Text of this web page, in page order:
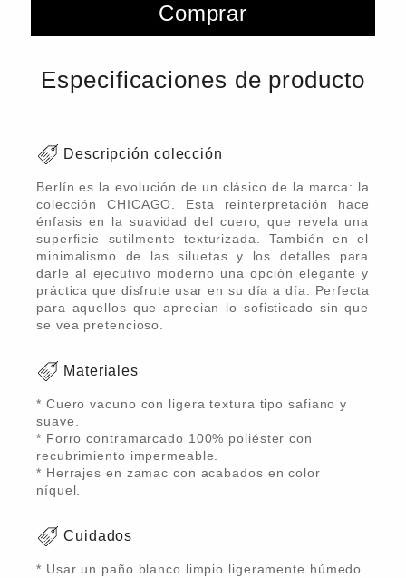
Comprar
Especificaciones de producto
Descripción colección
Berlín es la evolución de un clásico de la marca: la
colección CHICAGO. Esta reinterpretación hace
énfasis en la suavidad del cuero, que revela una
superficie sutilmente texturizada. También en el
minimalismo de las siluetas y los detalles para
darle al ejecutivo moderno una opción elegante y
práctica que disfrute usar en su día a día. Perfecta
para aquellos que aprecian lo sofisticado sin que
se vea pretencioso.
Materiales
* Cuero vacuno con ligera textura tipo safiano y
suave.
* Forro contramarcado 100% poliéster con
recubrimiento impermeable.
* Herrajes en zamac con acabados en color
níquel.
Cuidados
* Usar un paño blanco limpio ligeramente húmedo.